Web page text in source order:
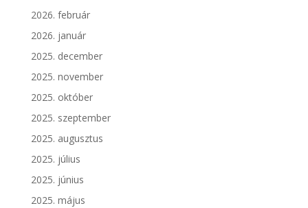
2026. február
2026. január
2025. december
2025. november
2025. október
2025. szeptember
2025. augusztus
2025. július
2025. június
2025. május